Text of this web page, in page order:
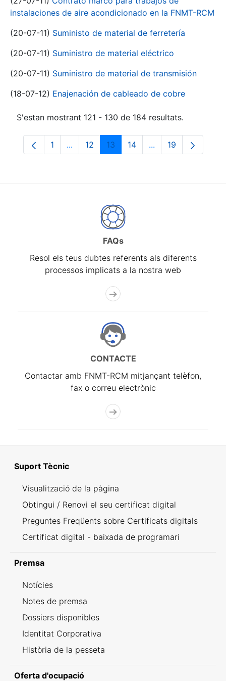
instalaciones de aire acondicionado en la FNMT-RCM
(20-07-11) Suministo de material de ferretería
(20-07-11) Suministro de material eléctrico
(20-07-11) Suministro de material de transmisión
(18-07-12) Enajenación de cableado de cobre
S'estan mostrant 121 - 130 de 184 resultats.
Pàgina
1 ...Pàgines intermèdies Utilitzeu TAB per
Pàgina
12 Pàgina
13 Pàgina
14 ...PàginesPàgina
19
FAQs
Resol els teus dubtes referents als diferents
processos implicats a la nostra web
CONTACTE
Contactar amb FNMT-RCM mitjançant telèfon,
fax o correu electrònic
Suport Tècnic
Visualització de la pàgina
Obtingui / Renovi el seu certificat digital
Preguntes Freqüents sobre Certificats digitals
Certificat digital - baixada de programari
Premsa
Notícies
Notes de premsa
Dossiers disponibles
Identitat Corporativa
Història de la pesseta
Oferta d'ocupació